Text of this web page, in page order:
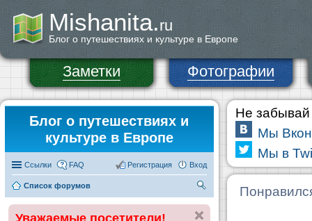
Mishanita.ru
Блог о путешествиях и культуре в Европе
Заметки Фотографии
Блог о путешествиях и
культуре в Европе
Ссылки FAQ Вход
Регистрация
Список форумов
ск
Уважаемые посетители!
Не забывай
Мы
Мы в